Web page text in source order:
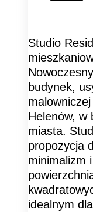
Studio
budynek,
Helenów, w
miasta.
propozycja
minimalizm
idealnym dla